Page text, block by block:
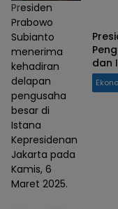
Presiden
Prabowo
Subianto
menerima
kehadiran
delapan
pengusaha
besar di
Istana
Kepresidenan
Jakarta pada
Kamis, 6
Maret 2025.
dan